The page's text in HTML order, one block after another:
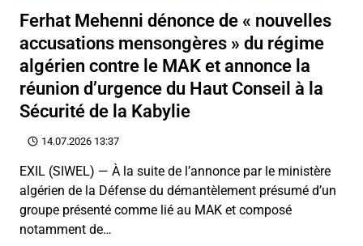
Ferhat Mehenni dénonce de « nouvelles
accusations mensongères » du régime
algérien contre le MAK et annonce la
réunion d’urgence du Haut Conseil à la
Sécurité de la Kabylie
14.07.2026 13:37
EXIL (SIWEL) — À la suite de l’annonce par le ministère
algérien de la Défense du démantèlement présumé d’un
groupe présenté comme lié au MAK et composé
notamment de…